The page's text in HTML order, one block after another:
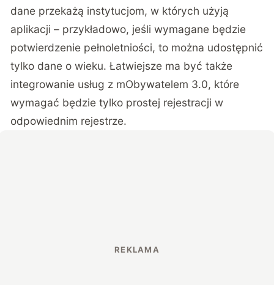
dane przekażą instytucjom, w których użyją
aplikacji – przykładowo, jeśli wymagane będzie
potwierdzenie pełnoletniości, to można udostępnić
tylko dane o wieku. Łatwiejsze ma być także
integrowanie usług z mObywatelem 3.0, które
wymagać będzie tylko prostej rejestracji w
odpowiednim rejestrze.